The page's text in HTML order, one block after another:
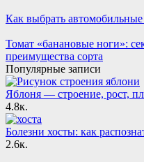
Как выбрать
Томат «банановые ноги»:
преимущества сорта
Популярные записи
Яблоня — строение, рост,
4.8к.
Болезни хосты: как
2.6к.